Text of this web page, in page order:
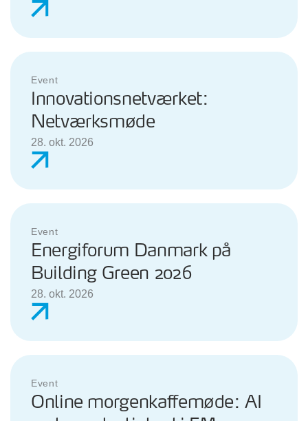
Event
Innovationsnetværket:
Netværksmøde
28. okt. 2026
Event
Energiforum Danmark på
Building Green 2026
28. okt. 2026
Event
Online morgenkaffemøde: AI